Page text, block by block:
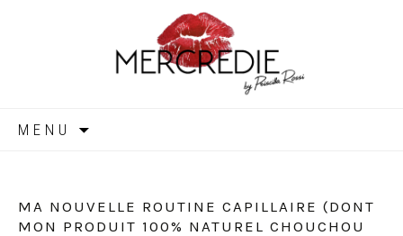
MERCREDIE
MENU
MA NOUVELLE ROUTINE CAPILLAIRE (DONT
MON PRODUIT 100% NATUREL CHOUCHOU